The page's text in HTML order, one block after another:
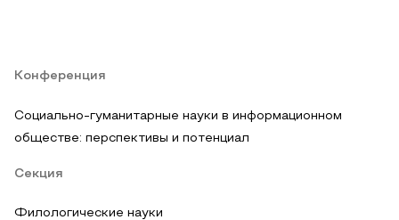
Конференция
Социально-гуманитарные науки в информационном
обществе: перспективы и потенциал
Секция
Филологические науки